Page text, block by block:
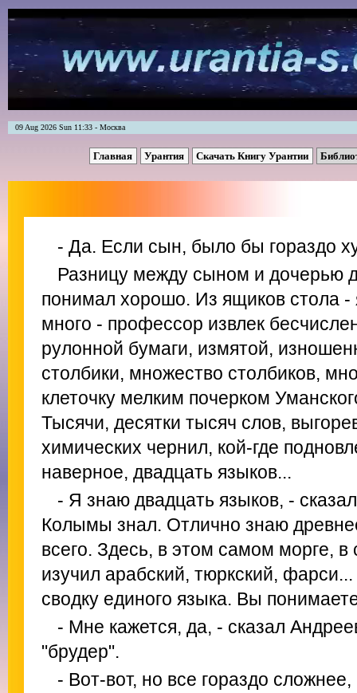
09 Aug 2026 Sun 11:33 - Москва
Главная Урантия Скачать Книгу Урантии
- Да. Если сын, было бы гораздо
Разницу между сыном и дочерью
понимал хорошо. Из ящиков стола -
много - профессор извлек
рулонной бумаги, измятой,
столбики, множество столбиков,
клеточку мелким почерком
Тысячи, десятки тысяч слов,
химических чернил, кой-где
наверное, двадцать языков...
- Я знаю двадцать языков, -
Колымы знал. Отлично знаю
всего. Здесь, в этом самом морге, в
изучил арабский, тюркский,
сводку единого языка. Вы
- Мне кажется, да, - сказал
"брудер".
- Вот-вот, но все гораздо